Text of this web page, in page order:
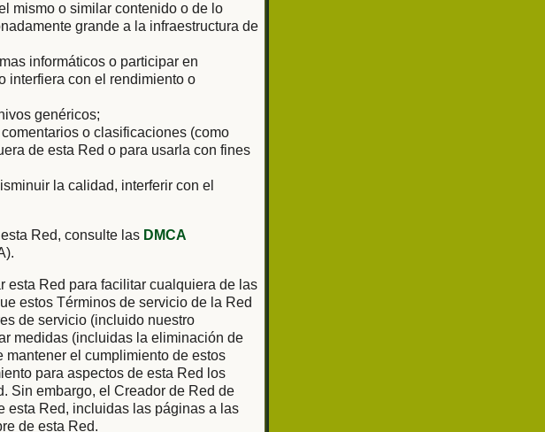
mismo o similar contenido o de lo
grande a la infraestructura de
informáticos o participar en
interfiera con el rendimiento o
genéricos;
o clasificaciones (como
de esta Red o para usarla con fines
la calidad, interferir con el
Red, consulte las DMCA
esta Red para facilitar cualquiera de las
estos Términos de servicio de la Red
de servicio (incluido nuestro
medidas (incluidas la eliminación de
el cumplimiento de estos
para aspectos de esta Red los
Sin embargo, el Creador de Red de
esta Red, incluidas las páginas a las
de esta Red.